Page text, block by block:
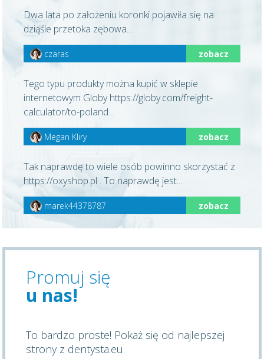
Dwa lata po założeniu koronki pojawiła się na
dziąśle przetoka zębowa....
czaras zobacz
Tego typu produkty można kupić w sklepie
internetowym Globy https://globy.com/freight-
calculator/to-poland...
Megan Kliry zobacz
Tak naprawdę to wiele osób powinno skorzystać z
https://oxyshop.pl . To naprawdę jest...
marek44378787 zobacz
Promuj się
u nas!
To bardzo proste! Pokaż się od najlepszej
strony z dentysta.eu